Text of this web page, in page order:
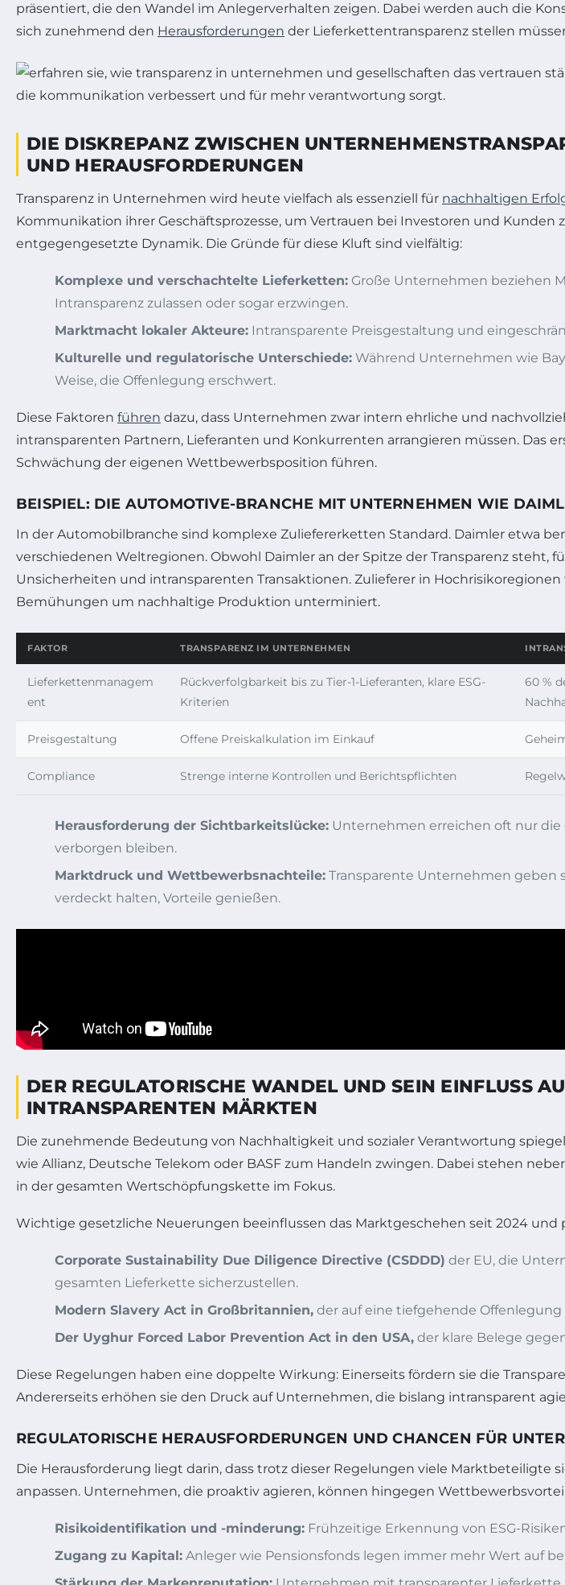
präsentiert, die den Wandel im Anlegerverhalten zeigen. Dabei werden auch die
sich zunehmend den Herausforderungen der Lieferkettentransparenz stellen
DIE DISKREPANZ ZWISCHEN
UND HERAUSFORDERUNGEN
Transparenz in Unternehmen wird heute vielfach als essenziell für nachhaltigen
Kommunikation ihrer Geschäftsprozesse, um Vertrauen bei Investoren und Kunden
entgegengesetzte Dynamik. Die Gründe für diese Kluft sind vielfältig:
Komplexe und verschachtelte Lieferketten: Große Unternehmen beziehen
Intransparenz zulassen oder sogar erzwingen.
Marktmacht lokaler Akteure: Intransparente Preisgestaltung und
Kulturelle und regulatorische Unterschiede: Während Unternehmen wie
Weise, die Offenlegung erschwert.
Diese Faktoren führen dazu, dass Unternehmen zwar intern ehrliche und
intransparenten Partnern, Lieferanten und Konkurrenten arrangieren müssen. Das
Schwächung der eigenen Wettbewerbsposition führen.
BEISPIEL: DIE AUTOMOTIVE-BRANCHE MIT UNTERNEHMEN WIE
In der Automobilbranche sind komplexe Zuliefererketten Standard. Daimler etwa
verschiedenen Weltregionen. Obwohl Daimler an der Spitze der Transparenz
Unsicherheiten und intransparenten Transaktionen. Zulieferer in
Bemühungen um nachhaltige Produktion unterminiert.
FAKTOR TRANSPARENZ IM UNTERNEHMEN
Lieferkettenmanagem
ent
Rückverfolgbarkeit bis zu Tier-1-Lieferanten, klare ESG-
Kriterien
60 %
Preisgestaltung Offene Preiskalkulation im Einkauf
Compliance Strenge interne Kontrollen und Berichtspflichten
Herausforderung der Sichtbarkeitslücke: Unternehmen erreichen oft nur die
verborgen bleiben.
Marktdruck und Wettbewerbsnachteile: Transparente Unternehmen geben
verdeckt halten, Vorteile genießen.
DER REGULATORISCHE WANDEL UND SEIN EINFLUSS
INTRANSPARENTEN MÄRKTEN
Die zunehmende Bedeutung von Nachhaltigkeit und sozialer Verantwortung
wie Allianz, Deutsche Telekom oder BASF zum Handeln zwingen. Dabei stehen
in der gesamten Wertschöpfungskette im Fokus.
Wichtige gesetzliche Neuerungen beeinflussen das Marktgeschehen seit 2024 und
Corporate Sustainability Due Diligence Directive (CSDDD) der EU, die
gesamten Lieferkette sicherzustellen.
Modern Slavery Act in Großbritannien, der auf eine tiefgehende
Der Uyghur Forced Labor Prevention Act in den USA, der klare Belege
Diese Regelungen haben eine doppelte Wirkung: Einerseits fördern sie die
Andererseits erhöhen sie den Druck auf Unternehmen, die bislang intransparent
REGULATORISCHE HERAUSFORDERUNGEN UND CHANCEN FÜR
Die Herausforderung liegt darin, dass trotz dieser Regelungen viele Marktbeteiligte
anpassen. Unternehmen, die proaktiv agieren, können hingegen
Risikoidentifikation und -minderung: Frühzeitige Erkennung von ESG-
Zugang zu Kapital: Anleger wie Pensionsfonds legen immer mehr Wert auf